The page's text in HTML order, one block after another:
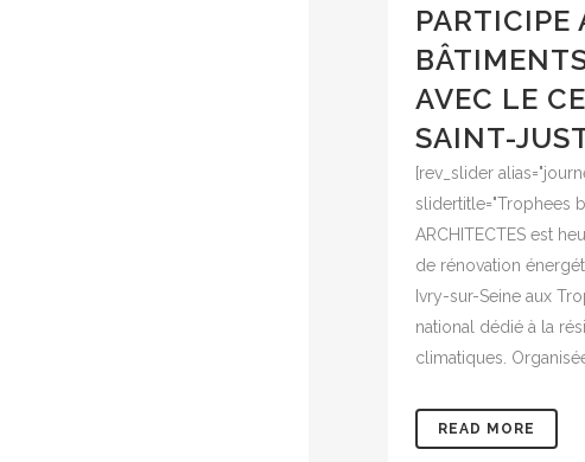
PARTICIPE
AVEC LE
SAINT-
[rev_slider
slidertitle="Trophees
ARCHITECTES est
de rénovation
Ivry-sur-Seine aux
national dédié à la
climatiques. Organisée
READ MORE